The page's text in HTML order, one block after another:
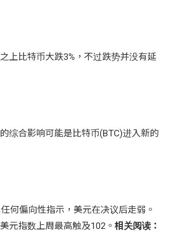
上比特币大跌3%，不过跌势并没有延
综合影响可能是比特币(BTC)进入新的
何偏向性指示，美元在决议后走弱。
元指数上周最高触及102。相关阅读：